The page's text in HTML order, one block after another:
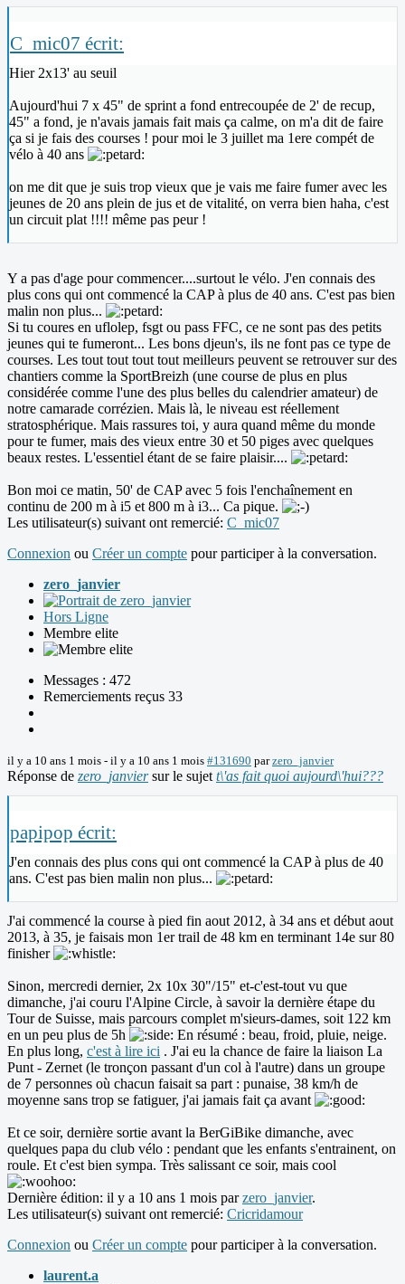
C_mic07 écrit:
Hier 2x13' au seuil
Aujourd'hui 7 x 45" de sprint a fond entrecoupée de 2' de recup,
45" a fond, je n'avais jamais fait mais ça calme, on m'a dit de faire
ça si je fais des courses ! pour moi le 3 juillet ma 1ere compét de
vélo à 40 ans
on me dit que je suis trop vieux que je vais me faire fumer avec les
jeunes de 20 ans plein de jus et de vitalité, on verra bien haha, c'est
un circuit plat !!!! même pas peur !
Y a pas d'age pour commencer....surtout le vélo. J'en connais des
plus cons qui ont commencé la CAP à plus de 40 ans. C'est pas bien
malin non plus...
Si tu coures en uflolep, fsgt ou pass FFC, ce ne sont pas des petits
jeunes qui te fumeront... Les bons djeun's, ils ne font pas ce type de
courses. Les tout tout tout tout meilleurs peuvent se retrouver sur des
chantiers comme la SportBreizh (une course de plus en plus
considérée comme l'une des plus belles du calendrier amateur) de
notre camarade corrézien. Mais là, le niveau est réellement
stratosphérique. Mais rassures toi, y aura quand même du monde
pour te fumer, mais des vieux entre 30 et 50 piges avec quelques
beaux restes. L'essentiel étant de se faire plaisir....
Bon moi ce matin, 50' de CAP avec 5 fois l'enchaînement en
continu de 200 m à i5 et 800 m à i3... Ca pique.
Les utilisateur(s) suivant ont remercié: C_mic07
Connexion ou Créer un compte pour participer à la conversation.
zero_janvier
Hors Ligne
Membre elite
Messages : 472
Remerciements reçus 33
il y a 10 ans 1 mois - il y a 10 ans 1 mois #131690 parzero_janvier
Réponse de zero_janviersur le sujet t\'as fait quoi aujourd\'hui???
papipop écrit:
J'en connais des plus cons qui ont commencé la CAP à plus de 40
ans. C'est pas bien malin non plus...
J'ai commencé la course à pied fin aout 2012, à 34 ans et début aout
2013, à 35, je faisais mon 1er trail de 48 km en terminant 14e sur 80
finisher
Sinon, mercredi dernier, 2x 10x 30"/15" et-c'est-tout vu que
dimanche, j'ai couru l'Alpine Circle, à savoir la dernière étape du
Tour de Suisse, mais parcours complet m'sieurs-dames, soit 122 km
en un peu plus de 5h
En résumé : beau, froid, pluie, neige.
En plus long, c'est à lire ici . J'ai eu la chance de faire la liaison La
Punt - Zernet (le tronçon passant d'un col à l'autre) dans un groupe
de 7 personnes où chacun faisait sa part : punaise, 38 km/h de
moyenne sans trop se fatiguer, j'ai jamais fait ça avant
Et ce soir, dernière sortie avant la BerGiBike dimanche, avec
quelques papa du club vélo : pendant que les enfants s'entrainent, on
roule. Et c'est bien sympa. Très salissant ce soir, mais cool
Dernière édition: il y a 10 ans 1 mois parzero_janvier.
Les utilisateur(s) suivant ont remercié: Cricridamour
Connexion ou Créer un compte pour participer à la conversation.
laurent.a